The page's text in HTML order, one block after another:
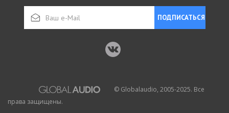
ПОДПИСАТЬСЯ
© Globalaudio, 2005-2025. Все
права защищены.